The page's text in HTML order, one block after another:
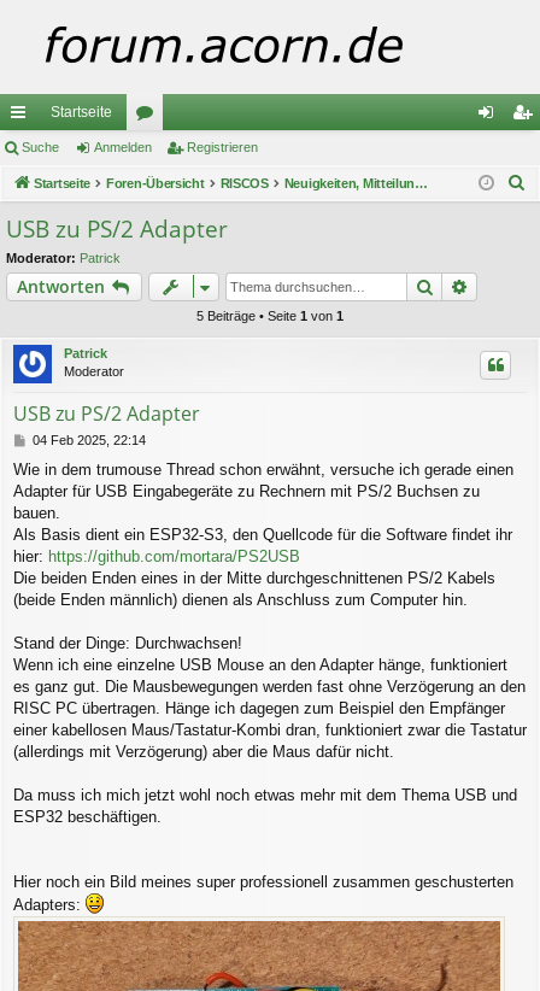
ch
ne
llz
ug
riff
Startseite
or
en m ist
Suche Anmelden Registrieren
Startseite Foren-Übersicht RISCOS Neuigkeiten, Mitteilungen und Ankündigungen
USB zu PS/2 Adapter
Moderator: Patrick
Antworten Suche
5 Beiträge • Seite 1 von 1
Patrick
Moderator
USB zu PS/2 Adapter
B
i
t
r
a
04 Feb 2025, 22:14
Wie in dem trumouse Thread schon erwähnt, versuche ich gerade einen
Adapter für USB Eingabegeräte zu Rechnern mit PS/2 Buchsen zu
bauen.
Als Basis dient ein ESP32-S3, den Quellcode für die Software findet ihr
hier: https://github.com/mortara/PS2USB
Die beiden Enden eines in der Mitte durchgeschnittenen PS/2 Kabels
(beide Enden männlich) dienen als Anschluss zum Computer hin.
Stand der Dinge: Durchwachsen!
Wenn ich eine einzelne USB Mouse an den Adapter hänge, funktioniert
es ganz gut. Die Mausbewegungen werden fast ohne Verzögerung an den
RISC PC übertragen. Hänge ich dagegen zum Beispiel den Empfänger
einer kabellosen Maus/Tastatur-Kombi dran, funktioniert zwar die Tastatur
(allerdings mit Verzögerung) aber die Maus dafür nicht.
Da muss ich mich jetzt wohl noch etwas mehr mit dem Thema USB und
ESP32 beschäftigen.
Hier noch ein Bild meines super professionell zusammen geschusterten
Adapters: